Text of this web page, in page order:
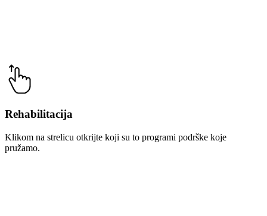
Rehabilitacija
Klikom na strelicu otkrijte koji su to programi podrške koje
pružamo.